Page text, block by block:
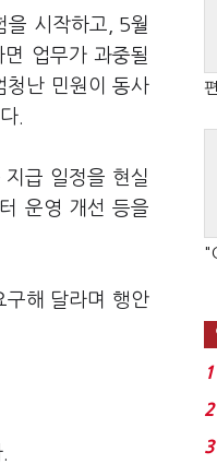
을 시작하고, 5월
업무가 과중될
난 민원이 동사
.
급 일정을 현실
운영 개선 등을
구해 달라며 행안
1
2
3